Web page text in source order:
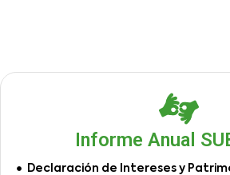
Informe Anual
Declaración de Intereses y